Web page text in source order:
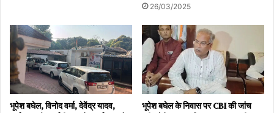
26/03/2025
भूपेश बघेल, विनोद वर्मा, देवेंद्र यादव,
भूपेश बघेल के निवास पर CBI की जांच